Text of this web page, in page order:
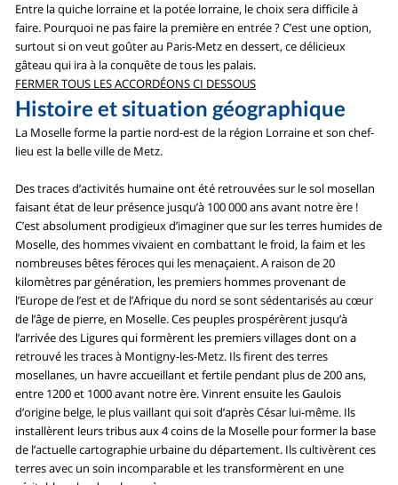
Entre la quiche lorraine et la potée lorraine, le choix sera difficile à
faire. Pourquoi ne pas faire la première en entrée ? C’est une option,
surtout si on veut goûter au Paris-Metz en dessert, ce délicieux
gâteau qui ira à la conquête de tous les palais.
FERMER TOUS LES ACCORDÉONS CI DESSOUS
Histoire et situation géographique
La Moselle forme la partie nord-est de la région Lorraine et son chef-
lieu est la belle ville de Metz.
Des traces d’activités humaine ont été retrouvées sur le sol mosellan
faisant état de leur présence jusqu’à 100 000 ans avant notre ère !
C’est absolument prodigieux d’imaginer que sur les terres humides de
Moselle, des hommes vivaient en combattant le froid, la faim et les
nombreuses bêtes féroces qui les menaçaient. A raison de 20
kilomètres par génération, les premiers hommes provenant de
l’Europe de l’est et de l’Afrique du nord se sont sédentarisés au cœur
de l’âge de pierre, en Moselle. Ces peuples prospérèrent jusqu’à
l’arrivée des Ligures qui formèrent les premiers villages dont on a
retrouvé les traces à Montigny-les-Metz. Ils firent des terres
mosellanes, un havre accueillant et fertile pendant plus de 200 ans,
entre 1200 et 1000 avant notre ère. Vinrent ensuite les Gaulois
d’origine belge, le plus vaillant qui soit d’après César lui-même. Ils
installèrent leurs tribus aux 4 coins de la Moselle pour former la base
de l’actuelle cartographie urbaine du département. Ils cultivèrent ces
terres avec un soin incomparable et les transformèrent en une